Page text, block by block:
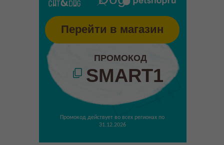
ПРОМОКОД
SMART1
Перейти в магазин
Промокод действует во всех регионах по
31.12.2026